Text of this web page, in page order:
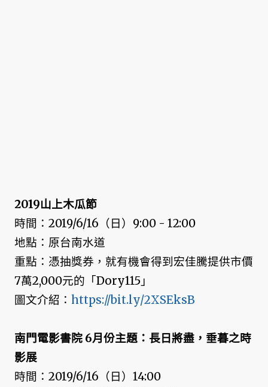
2019山上木瓜節
時間：2019/6/16（日）9:00 - 12:00
地點：原台南水道
重點：憑抽獎券，就有機會得到宏佳騰提供市價
7萬2,000元的「Dory115」
圖文介紹： https://bit.ly/2XSEksB
南門電影書院 6月份主題：長日將盡，垂暮之時
影展
時間：2019/6/16（日）14:00